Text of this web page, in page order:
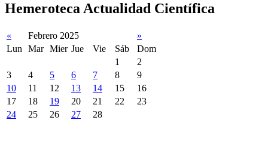
Hemeroteca Actualidad Científica
« Febrero 2025
»
Lun
Mar Mier Jue Vie Sáb
Dom
1
2
3
4 5 6 7 8
9
10
11 12 13 14 15
16
17
18 19 20 21 22
23
24
25 26 27 28